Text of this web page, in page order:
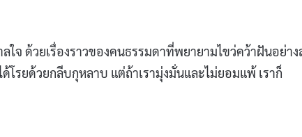
ใจ ด้วยเรื่องราวของคนธรรมดาที่พยายามไขว่คว้าฝันอย่าง
โรยด้วยกลีบกุหลาบ แต่ถ้าเรามุ่งมั่นและไม่ยอมแพ้ เราก็